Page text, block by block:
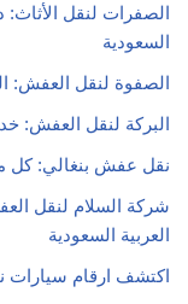
الصفرات لنقل
السعودية
الصفوة لنقل العفش:
البركة لنقل العفش:
نقل عفش بنغالي: كل
شركة السلام لنقل
العربية السعودية
اكتشف ارقام سيارات